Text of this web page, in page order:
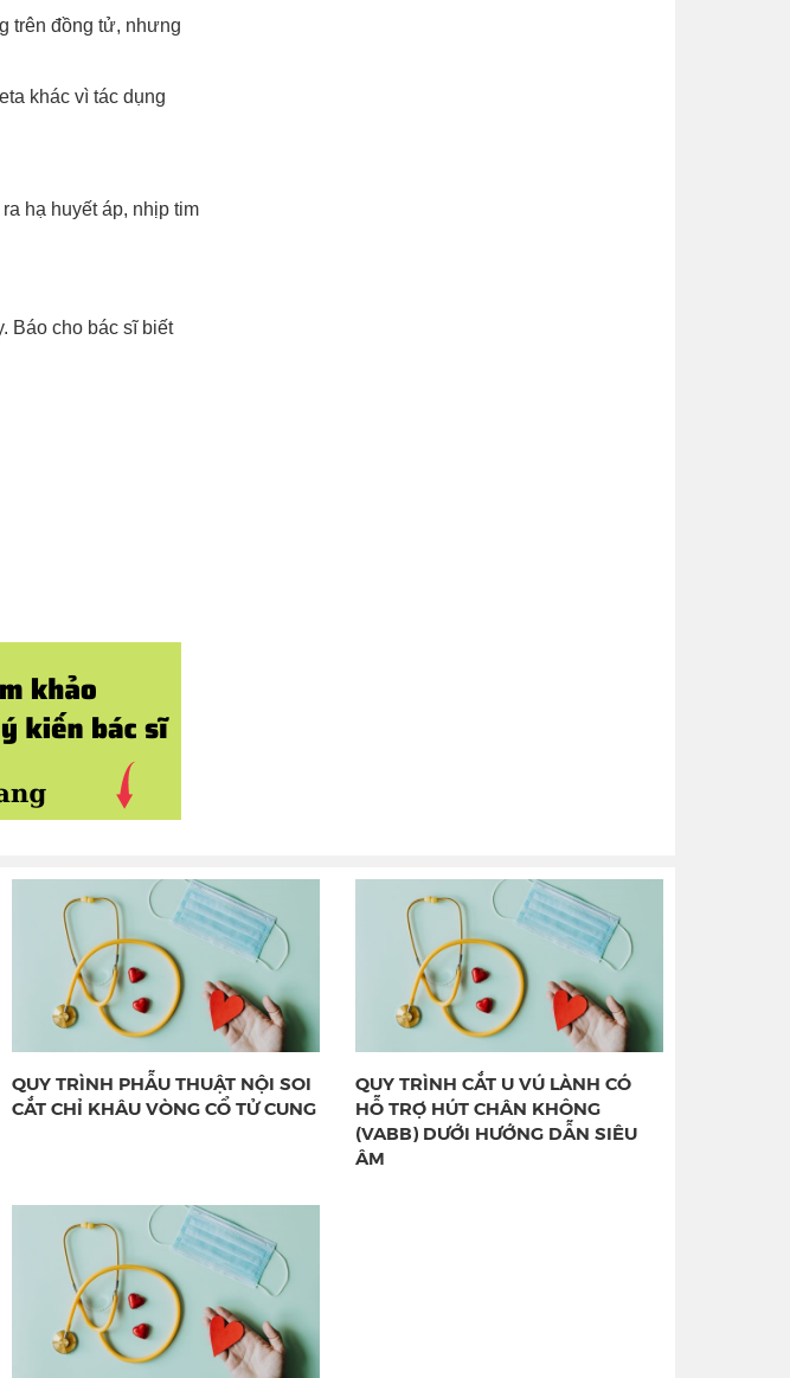
trên đồng tử, nhưng
khác vì tác dụng
hạ huyết áp, nhịp tim
Báo cho bác sĩ biết
QUY TRÌNH PHẪU THUẬT NỘI SOI
CẮT CHỈ KHÂU VÒNG CỔ TỬ CUNG
QUY TRÌNH CẮT U VÚ LÀNH CÓ
HỖ TRỢ HÚT CHÂN KHÔNG
(VABB) DƯỚI HƯỚNG DẪN SIÊU
ÂM